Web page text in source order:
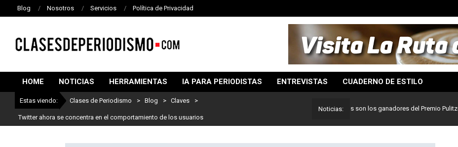
Blog Nosotros Servicios Política de Privacidad
DE
PERIODISMO
HOME NOTICIAS HERRAMIENTAS IA PARA PERIODISTAS ENTREVISTAS CUADERNO DE ESTILO
Estas viendo: Clases de Periodismo > Blog > Claves >
Twitter ahora se concentra en el comportamiento de los usuarios
Noticias:
Lo mejor del periodismo: Estos son los ganadores del Premio Pulitzer 2024